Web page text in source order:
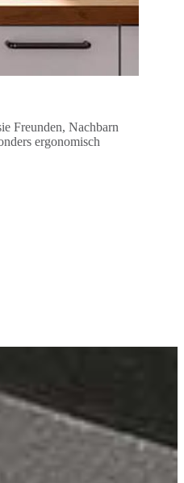
Freunden, Nachbarn
ergonomisch